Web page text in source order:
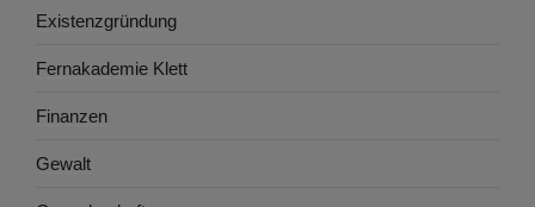
Existenzgründung
Fernakademie Klett
Finanzen
Gewalt